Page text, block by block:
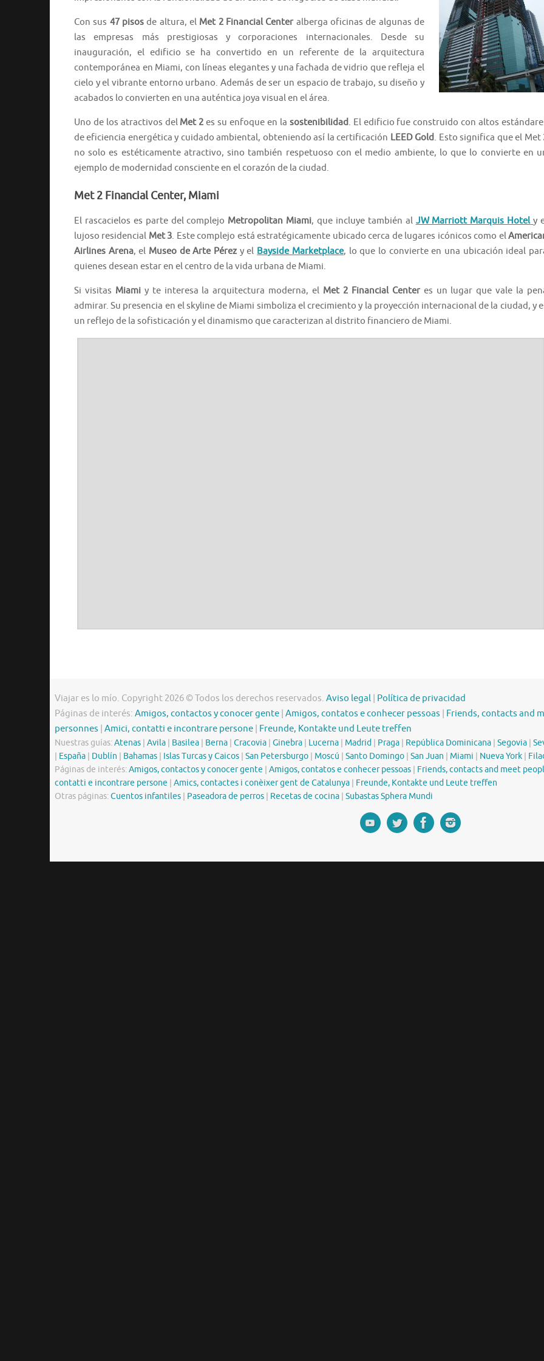
Con sus 47 pisos de altura, el Met 2 Financial Centeralberga oficinas de algunas de
las empresas más prestigiosas y corporaciones internacionales. Desde su
inauguración, el edificio se ha convertido en un referente de la arquitectura
contemporánea en Miami, con líneas elegantes y una fachada de vidrio que refleja el
cielo y el vibrante entorno urbano. Además de ser un espacio de trabajo, su diseño y
acabados lo convierten en una auténtica joya visual en el área.
Uno de los atractivos del Met 2 es su enfoque en la sostenibilidad. El edificio fue construido con altos
de eficiencia energética y cuidado ambiental, obteniendo así la certificación LEED Gold. Esto significa que el Met
no solo es estéticamente atractivo, sino también respetuoso con el medio ambiente, lo que lo convierte en
ejemplo de modernidad consciente en el corazón de la ciudad.
Met 2 Financial Center, Miami
El rascacielos es parte del complejo Metropolitan Miami, que incluye también al JW Marriott Marquis Hotel y
lujoso residencial Met 3. Este complejo está estratégicamente ubicado cerca de lugares icónicos como el
Airlines Arena, el Museo de Arte Pérez y el Bayside Marketplace, lo que lo convierte en una ubicación ideal
quienes desean estar en el centro de la vida urbana de Miami.
Si visitas Miamiy te interesa la arquitectura moderna, el Met 2 Financial Centeres un lugar que vale la
admirar. Su presencia en el skyline de Miami simboliza el crecimiento y la proyección internacional de la ciudad, y
un reflejo de la sofisticación y el dinamismo que caracterizan al distrito financiero de Miami.
Viajar es lo mío. Copyright 2026 © Todos los derechos reservados. Aviso legal Política de privacidad
Páginas de interés: Amigos, contactos y conocer gente Amigos, contatos e conhecer pessoas
Friends, contacts and
personnes Amici, contatti e incontrare persone Freunde, Kontakte und Leute treffen
Nuestras guías:Atenas Avila Basilea Berna Cracovia Ginebra Lucerna Madrid Praga República Dominicana Segovia
España Dublín Bahamas Islas Turcas y Caicos San Petersburgo Moscú Santo Domingo San Juan Miami Nueva York
Páginas de interés:Amigos, contactos y conocer gente Amigos, contatos e conhecer pessoas
Friends, contacts and meet
contatti e incontrare persone
Amics, contactes i conèixer gent de Catalunya
Freunde, Kontakte und Leute treffen
Otras páginas:Cuentos infantiles Paseadora de perros Recetas de cocina Subastas Sphera Mundi